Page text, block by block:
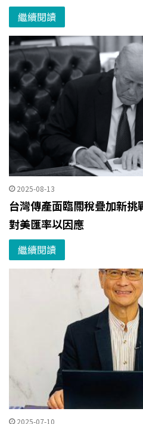
繼續閱讀
2025-08-13
台灣傳產面臨關稅疊加新
對美匯率以因應
繼續閱讀
2025-07-10